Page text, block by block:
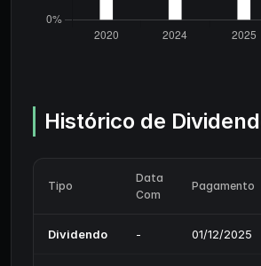
Histórico de
Tipo
Data
Com
Pagamento
Dividendo - 01/12/2025